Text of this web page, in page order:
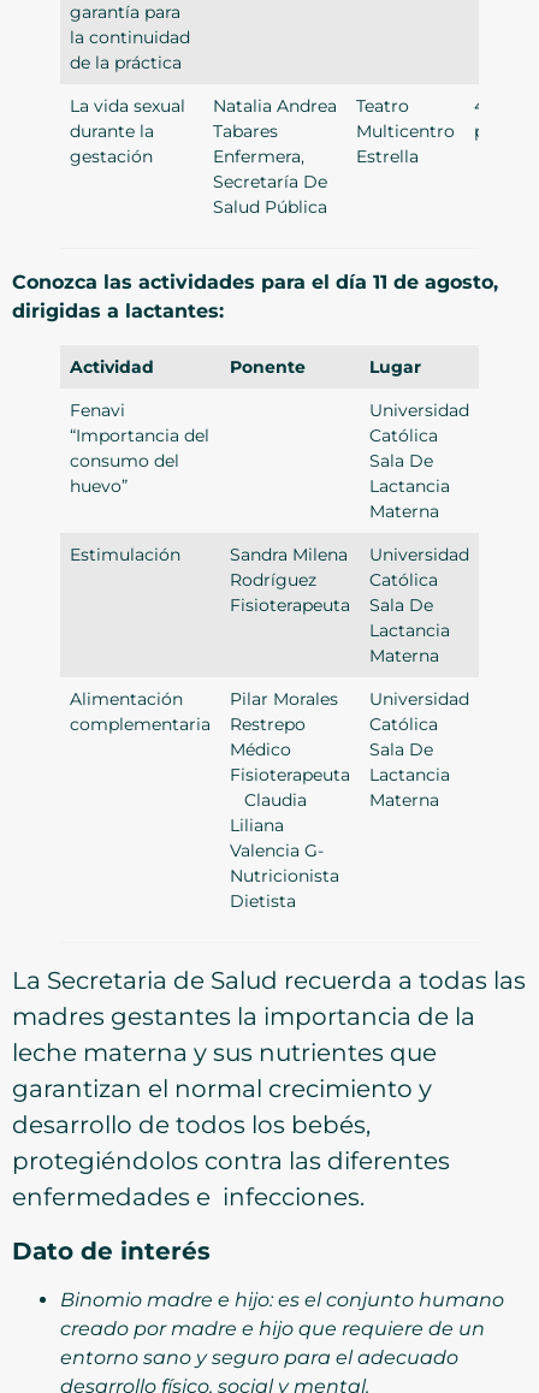
garantía para
la continuidad
de la práctica
La vida sexual
durante la
gestación
Natalia Andrea
Tabares
Enfermera,
Secretaría De
Salud Pública
Teatro
Multicentro
Estrella
4:00
p.m.
Conozca las actividades para el día 11 de agosto,
dirigidas a lactantes:
Actividad Ponente Lugar
Fenavi
“Importancia del
consumo del
huevo”
Universidad
Católica
Sala De
Lactancia
Materna
Estimulación
Sandra Milena
Rodríguez
Fisioterapeuta
Universidad
Católica
Sala De
Lactancia
Materna
Alimentación
complementaria
Pilar Morales
Restrepo
Médico
Fisioterapeuta
Claudia
Liliana
Valencia G-
Nutricionista
Dietista
Universidad
Católica
Sala De
Lactancia
Materna
La Secretaria de Salud recuerda a todas las
madres gestantes la importancia de la
leche materna y sus nutrientes que
garantizan el normal crecimiento y
desarrollo de todos los bebés,
protegiéndolos contra las diferentes
enfermedades e infecciones.
Dato de interés
Binomio madre e hijo: es el conjunto humano
creado por madre e hijo que requiere de un
entorno sano y seguro para el adecuado
desarrollo físico, social y mental.